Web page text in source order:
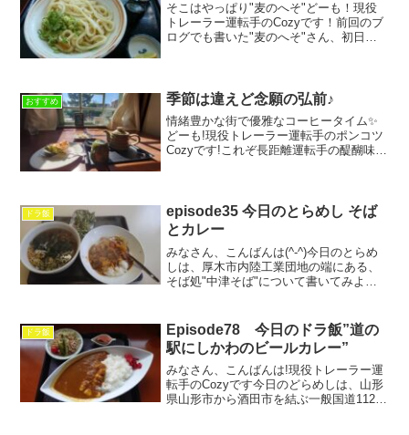
そこはやっぱり"麦のへそ"どーも！現役
トレーラー運転手のCozyです！前回のブ
ログでも書いた"麦のへそ"さん、初日に
一...
おすすめ 季節は違えど念願の弘前♪
情緒豊かな街で優雅なコーヒータイム✨
どーも!現役トレーラー運転手のポンコツ
Cozyです!これぞ長距離運転手の醍醐味、
ですが、...
ドラ飯
episode35 今日のとらめし そば
とカレー
みなさん、こんばんは(^-^)今日のとらめ
しは、厚木市内陸工業団地の端にある、
そば処"中津そば"について書いてみよう
辺でも現場周辺の待機禁止、守れなかっ
た場合は出入り禁...
ドラ飯
Episode78 今日のドラ飯”道の
駅にしかわのビールカレー”
みなさん、こんばんは!現役トレーラー運
転手のCozyです今日のどらめしは、山形
県山形市から酒田市を結ぶ一般国道112号